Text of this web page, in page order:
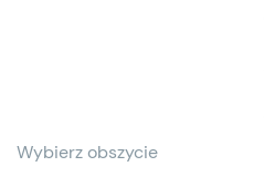
Wybierz obszycie